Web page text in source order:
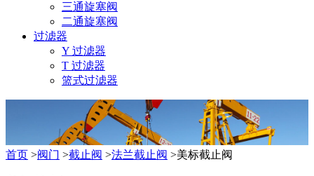
三通旋塞阀
二通旋塞阀
过滤器
Y 过滤器
T 过滤器
篮式过滤器
首页 >阀门 >截止阀 >法兰截止阀 >美标截止阀